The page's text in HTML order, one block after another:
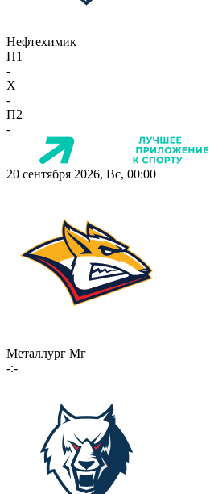
Нефтехимик
П1
-
X
-
П2
-
20 сентября 2026, Вс, 00:00
Металлург Мг
-:-